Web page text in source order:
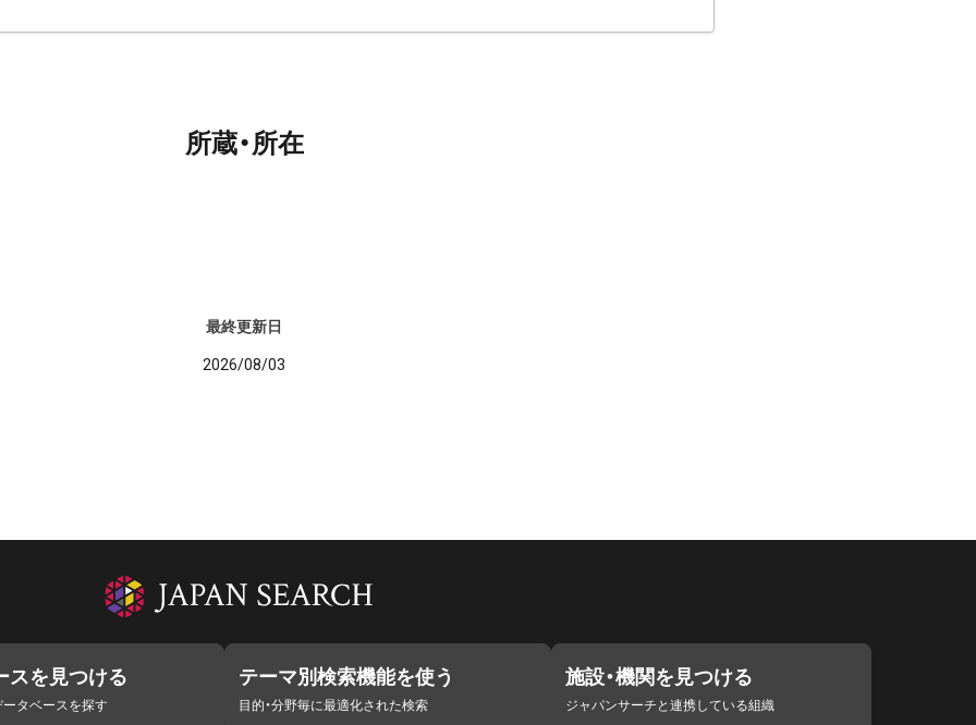
所蔵・所在
最終更新日
2026/08/03
スを見つける
タベースを探す
テーマ別検索機能を使う
目的・分野毎に最適化された検索
施設・機関を見つける
ジャパンサーチと連携している組織